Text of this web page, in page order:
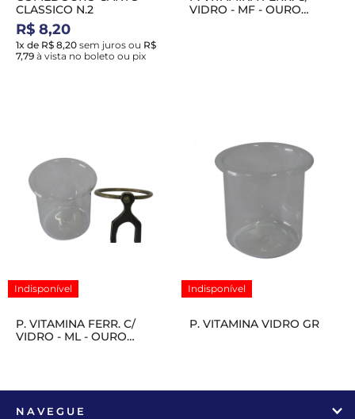
CLASSICO N.2
R$ 8,20
1x de R$ 8,20 sem juros ou R$
7,79 à vista no boleto ou pix
VIDRO - MF - OURO
P. VITAMINA FERR. C/
VIDRO - ML - OURO
Indisponível
P. VITAMINA VIDRO GR
Indisponível
NAVEGUE